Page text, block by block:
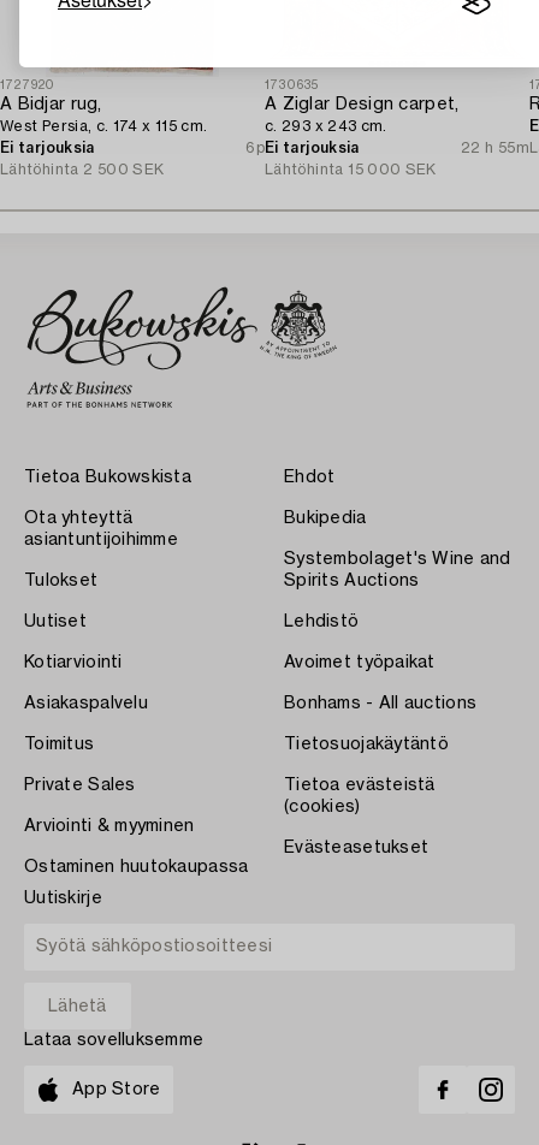
1727920
A Bidjar rug,
West Persia, c. 174 x 115 cm.
Ei tarjouksia
6p
Lähtöhinta 2 500 SEK
1730635
A Ziglar Design carpet,
c. 293 x 243 cm.
Ei tarjouksia
22 h 55m
Lähtöhinta 15 000 SEK
Tietoa Bukowskista
Ota yhteyttä
asiantuntijoihimme
Tulokset
Uutiset
Kotiarviointi
Asiakaspalvelu
Toimitus
Private Sales
Arviointi & myyminen
Ostaminen huutokaupassa
Ehdot
Bukipedia
Systembolaget's Wine and
Spirits Auctions
Lehdistö
Avoimet työpaikat
Bonhams - All auctions
Tietosuojakäytäntö
Tietoa evästeistä
(cookies)
Evästeasetukset
Uutiskirje
Lataa sovelluksemme
App Store